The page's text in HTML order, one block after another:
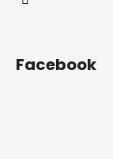
Facebook